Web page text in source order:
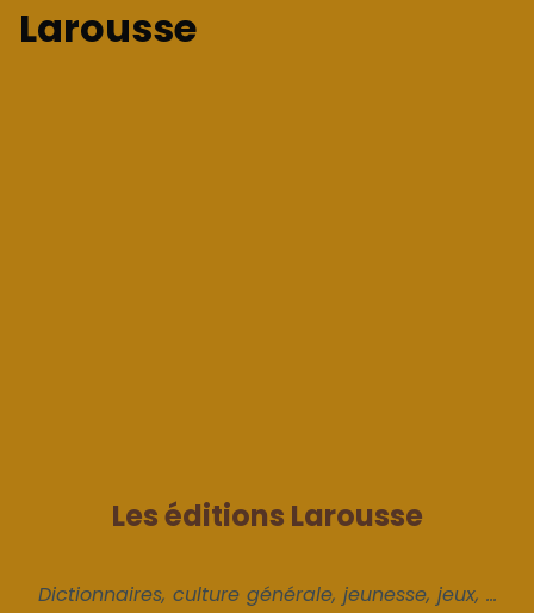
Larousse
Les éditions Larousse
Dictionnaires, culture générale, jeunesse, jeux, ...